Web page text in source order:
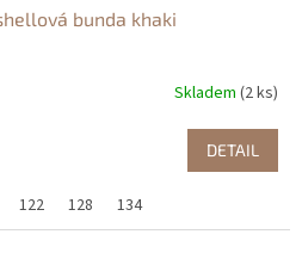
bunda khaki
Skladem (2 ks)
DETAIL
122 128 134